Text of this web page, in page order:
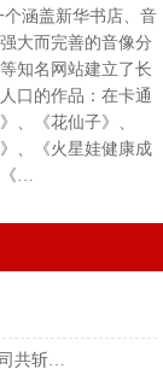
涵盖新华书店、音
大而完善的音像分
知名网站建立了长
口的作品：在卡通
、《花仙子》、
、《火星娃健康成
《…
共斩…